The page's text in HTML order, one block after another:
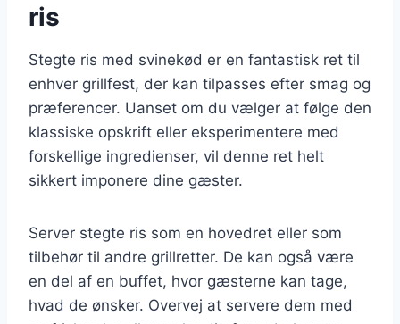
ris
Stegte ris med svinekød er en fantastisk ret til
enhver grillfest, der kan tilpasses efter smag og
præferencer. Uanset om du vælger at følge den
klassiske opskrift eller eksperimentere med
forskellige ingredienser, vil denne ret helt
sikkert imponere dine gæster.
Server stegte ris som en hovedret eller som
tilbehør til andre grillretter. De kan også være
en del af en buffet, hvor gæsterne kan tage,
hvad de ønsker. Overvej at servere dem med